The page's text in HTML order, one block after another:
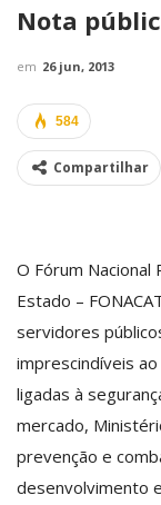
Nota
em 26 jun, 2013
584
Compartilhar
O Fórum Nacional
Estado –
servidores
imprescindíveis
ligadas à
mercado,
prevenção e
desenvolvimento